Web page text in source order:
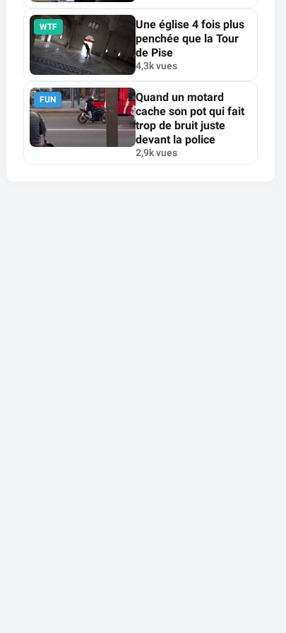
WTF
Une église 4 fois plus
penchée que la Tour
de Pise
4,3k vues
FUN
Quand un motard
cache son pot qui fait
trop de bruit juste
devant la police
2,9k vues